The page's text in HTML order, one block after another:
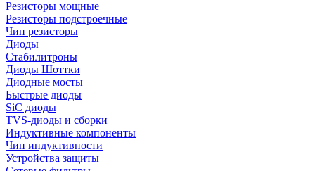
Резисторы мощные
Резисторы подстроечные
Чип резисторы
Диоды
Стабилитроны
Диоды Шоттки
Диодные мосты
Быстрые диоды
SiC диоды
TVS-диоды и сборки
Индуктивные компоненты
Чип индуктивности
Устройства защиты